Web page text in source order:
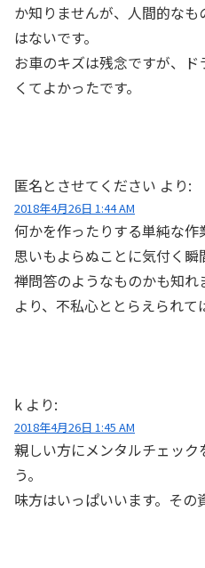
か知りませんが、人間的な
はないです。
お車のキズは残念ですが、
くてよかったです。
匿名とさせてください より:
2018年4月26日 1:44 AM
何かを作ったりする単純な作
思いもよらぬことに気付く瞬
禅問答のようなものかも知
より、不私心ととらえられて
k より:
2018年4月26日 1:45 AM
親しい方にメンタルチェック
う。
味方はいっぱいいます。その